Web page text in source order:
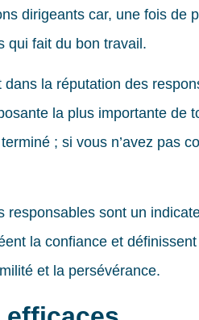
dirigeants car, une fois de
qui fait du bon travail.
la réputation des
la plus importante de
; si vous n’avez pas
responsables sont un
la confiance et
et la persévérance.